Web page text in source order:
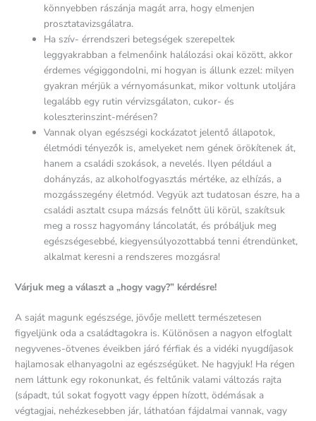
könnyebben rászánja magát arra, hogy elmenjen
prosztatavizsgálatra.
Ha szív- érrendszeri betegségek szerepeltek
leggyakrabban a felmenőink halálozási okai között, akkor
érdemes végiggondolni, mi hogyan is állunk ezzel: milyen
gyakran mérjük a vérnyomásunkat, mikor voltunk utoljára
legalább egy rutin vérvizsgálaton, cukor- és
koleszterinszint-mérésen?
Vannak olyan egészségi kockázatot jelentő állapotok,
életmódi tényezők is, amelyeket nem gének örökítenek át,
hanem a családi szokások, a nevelés. Ilyen például a
dohányzás, az alkoholfogyasztás mértéke, az elhízás, a
mozgásszegény életmód. Vegyük azt tudatosan észre, ha a
családi asztalt csupa mázsás felnőtt üli körül, szakítsuk
meg a rossz hagyomány láncolatát, és próbáljuk meg
egészségesebbé, kiegyensúlyozottabbá tenni étrendünket,
alkalmat keresni a rendszeres mozgásra!
Várjuk meg a választ a „hogy vagy?” kérdésre!
A saját magunk egészsége, jövője mellett természetesen
figyeljünk oda a családtagokra is. Különösen a nagyon elfoglalt
negyvenes-ötvenes éveikben járó férfiak és a vidéki nyugdíjasok
hajlamosak elhanyagolni az egészségüket. Ne hagyjuk! Ha régen
nem láttunk egy rokonunkat, és feltűnik valami változás rajta
(sápadt, túl sokat fogyott vagy éppen hízott, ödémásak a
végtagjai, nehézkesebben jár, láthatóan fájdalmai vannak, vagy